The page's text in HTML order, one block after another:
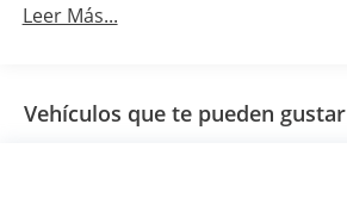
Leer Más...
Vehículos que te pueden gustar